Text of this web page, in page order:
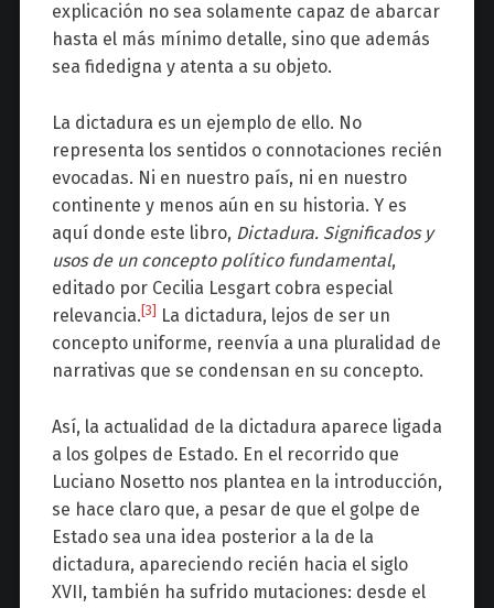
explicación no sea solamente capaz de abarcar
hasta el más mínimo detalle, sino que además
sea fidedigna y atenta a su objeto.
La dictadura es un ejemplo de ello. No
representa los sentidos o connotaciones recién
evocadas. Ni en nuestro país, ni en nuestro
continente y menos aún en su historia. Y es
aquí donde este libro, Dictadura. Significados y
usos de un concepto político fundamental,
editado por Cecilia Lesgart cobra especial
relevancia. [3]
La dictadura, lejos de ser un
concepto uniforme, reenvía a una pluralidad de
narrativas que se condensan en su concepto.
Así, la actualidad de la dictadura aparece ligada
a los golpes de Estado. En el recorrido que
Luciano Nosetto nos plantea en la introducción,
se hace claro que, a pesar de que el golpe de
Estado sea una idea posterior a la de la
dictadura, apareciendo recién hacia el siglo
XVII, también ha sufrido mutaciones: desde el